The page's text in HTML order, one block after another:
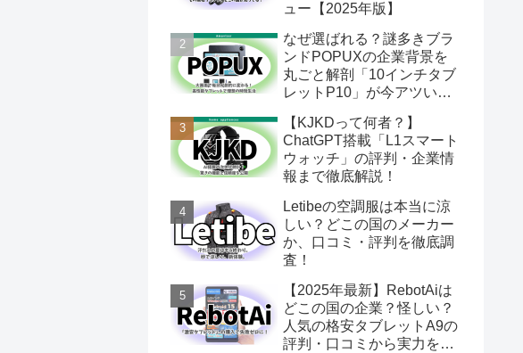
ュー【2025年版】
なぜ選ばれる？謎多きブラ
ンドPOPUXの企業背景を
丸ごと解剖「10インチタブ
レットP10」が今アツい理
【KJKDって何者？】
ChatGPT搭載「L1スマート
ウォッチ」の評判・企業情
報まで徹底解説！
Letibeの空調服は本当に涼
しい？どこの国のメーカー
か、口コミ・評判を徹底調
査！
【2025年最新】RebotAiは
どこの国の企業？怪しい？
人気の格安タブレットA9の
評判・口コミから実力を徹